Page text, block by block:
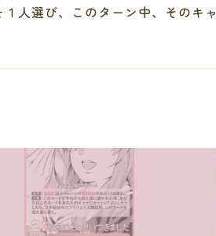
人選び、このターン中、そのキャ